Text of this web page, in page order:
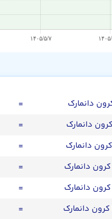
=
=
=
=
=
=